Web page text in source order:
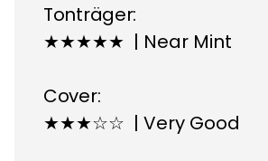
Tonträger:
★★★★★ | Near Mint
Cover:
★★★☆☆ | Very Good